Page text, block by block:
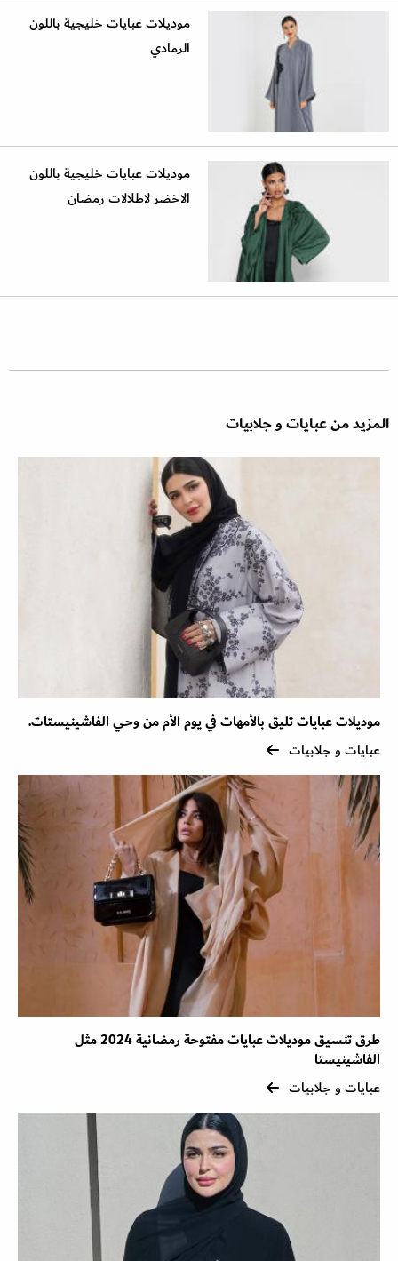
موديلات عبايات خليجية باللون
الرمادي
موديلات عبايات خليجية باللون
الاخضر لاطلالات رمضان
المزيد من عبايات و جلابيات
موديلات عبايات تليق بالأمهات في يوم الأم من وحي الفاشينيستات.
عبايات و جلابيات
طرق تنسيق موديلات عبايات مفتوحة رمضانية 2024 مثل
الفاشينيستا
عبايات و جلابيات